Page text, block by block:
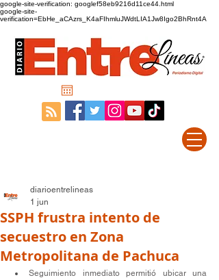
google-site-verification: googlef58eb9216d11ce44.html
google-site-
verification=EbHe_aCAzrs_K4aFIhmluJWdtLIA1Jw8Igo2BhRnt4A
SSPH frustra intento de
secuestro en Zona
Metropolitana de Pachuca
diarioentrelineas
1 jun
Seguimiento inmediato permitió ubicar una